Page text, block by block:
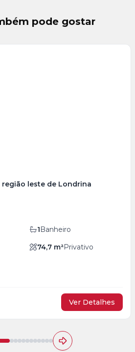
pode gostar
região leste de Londrina
1Banheiro
74,7 m²Privativo
Ver Detalhes